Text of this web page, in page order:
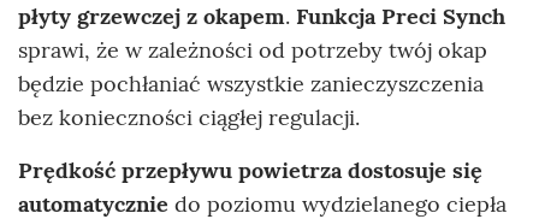
płyty grzewczej z okapem. Funkcja Preci Synch
sprawi, że w zależności od potrzeby twój okap
będzie pochłaniać wszystkie zanieczyszczenia
bez konieczności ciągłej regulacji.
Prędkość przepływu powietrza dostosuje się
automatycznie do poziomu wydzielanego ciepła